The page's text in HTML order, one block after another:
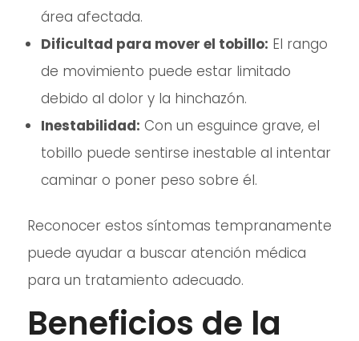
área afectada.
Dificultad para mover el tobillo: El rango
de movimiento puede estar limitado
debido al dolor y la hinchazón.
Inestabilidad: Con un esguince grave, el
tobillo puede sentirse inestable al intentar
caminar o poner peso sobre él.
Reconocer estos síntomas tempranamente
puede ayudar a buscar atención médica
para un tratamiento adecuado.
Beneficios de la